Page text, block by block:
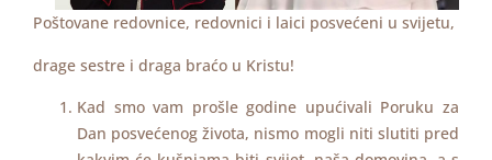
Poštovane redovnice, redovnici i laici posvećeni u svijetu,
drage sestre i draga braćo u Kristu!
Kad smo vam prošle godine upućivali Poruku za
Dan posvećenog života, nismo mogli niti slutiti pred